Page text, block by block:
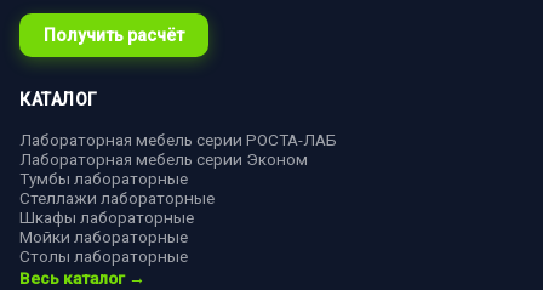
Получить расчёт
КАТАЛОГ
Лабораторная мебель серии РОСТА-ЛАБ
Лабораторная мебель серии Эконом
Тумбы лабораторные
Стеллажи лабораторные
Шкафы лабораторные
Мойки лабораторные
Столы лабораторные
Весь каталог →